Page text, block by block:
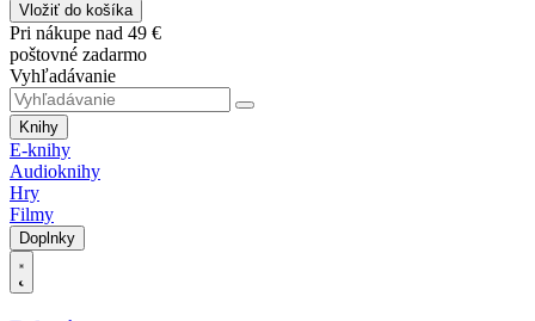
Vložiť do košíka
Pri nákupe nad 49 €
poštovné zadarmo
Vyhľadávanie
Knihy
E-knihy
Audioknihy
Hry
Filmy
Doplnky